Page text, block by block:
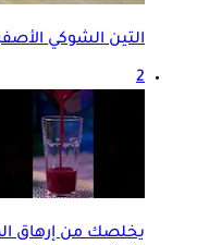
التين الشوكي
2
يخلصك من إرهاق